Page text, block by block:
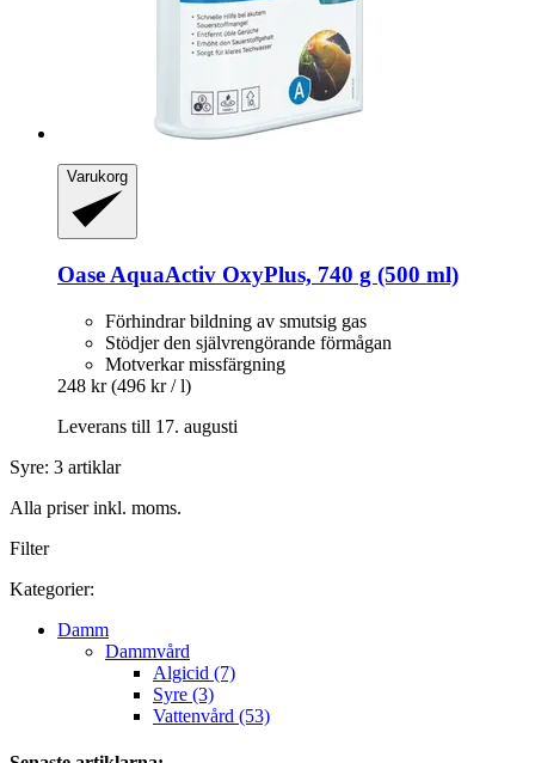
Varukorg
Oase AquaActiv OxyPlus, 740 g (500 ml)
Förhindrar bildning av smutsig gas
Stödjer den självrengörande förmågan
Motverkar missfärgning
248 kr (496 kr / l)
Leverans till 17. augusti
Syre: 3 artiklar
Alla priser inkl. moms.
Filter
Kategorier:
Damm
Dammvård
Algicid (7)
Syre (3)
Vattenvård (53)